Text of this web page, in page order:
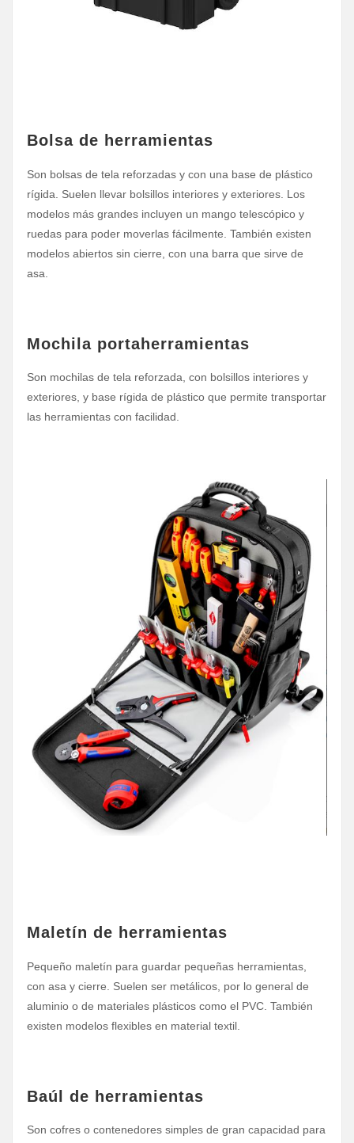
Bolsa de herramientas
Son bolsas de tela reforzadas y con una base de plástico
rígida. Suelen llevar bolsillos interiores y exteriores. Los
modelos más grandes incluyen un mango telescópico y
ruedas para poder moverlas fácilmente. También existen
modelos abiertos sin cierre, con una barra que sirve de
asa.
Mochila portaherramientas
Son mochilas de tela reforzada, con bolsillos interiores y
exteriores, y base rígida de plástico que permite transportar
las herramientas con facilidad.
Maletín de herramientas
Pequeño maletín para guardar pequeñas herramientas,
con asa y cierre. Suelen ser metálicos, por lo general de
aluminio o de materiales plásticos como el PVC. También
existen modelos flexibles en material textil.
Baúl de herramientas
Son cofres o contenedores simples de gran capacidad para